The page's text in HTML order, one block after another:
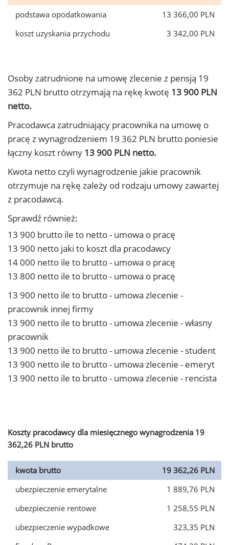
podstawa opodatkowania
13 366,00 PLN
koszt uzyskania przychodu
3 342,00 PLN
Osoby zatrudnione na umowę zlecenie z pensją 19
362 PLN brutto otrzymają na rękę kwotę 13 900 PLN
netto.
Pracodawca zatrudniający pracownika na umowę o
pracę z wynagrodzeniem 19 362 PLN brutto poniesie
łączny koszt równy 13 900 PLN netto.
Kwota netto czyli wynagrodzenie jakie pracownik
otrzymuje na rękę zależy od rodzaju umowy zawartej
z pracodawcą.
Sprawdź również:
13 900 brutto ile to netto - umowa o pracę
13 900 netto jaki to koszt dla pracodawcy
14 000 netto ile to brutto - umowa o pracę
13 800 netto ile to brutto - umowa o pracę
13 900 netto ile to brutto - umowa zlecenie -
pracownik innej firmy
13 900 netto ile to brutto - umowa zlecenie - własny
pracownik
13 900 netto ile to brutto - umowa zlecenie - student
13 900 netto ile to brutto - umowa zlecenie - emeryt
13 900 netto ile to brutto - umowa zlecenie - rencista
Koszty pracodawcy dla miesięcznego wynagrodzenia 19
362,26 PLN brutto
kwota brutto
19 362,26 PLN
ubezpieczenie emerytalne
1 889,76 PLN
ubezpieczenie rentowe
1 258,55 PLN
ubezpieczenie wypadkowe
323,35 PLN